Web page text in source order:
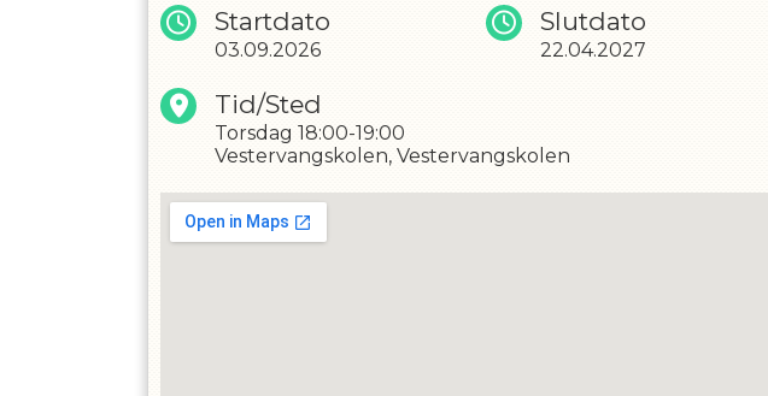
* Medbring rene indendørssko.
* Kom i tøj, du kan bevæge dig frit i - og vær klar til at give
* Trampolin Fitness frarådes gravide og personer med
Jeg glæder mig til en ny sæson fyldt med energi, musik og
Startdato
03.09.2026
Slutdato
22.04.2027
Tid/Sted
Torsdag 18:00-19:00
Vestervangskolen, Vestervangskolen